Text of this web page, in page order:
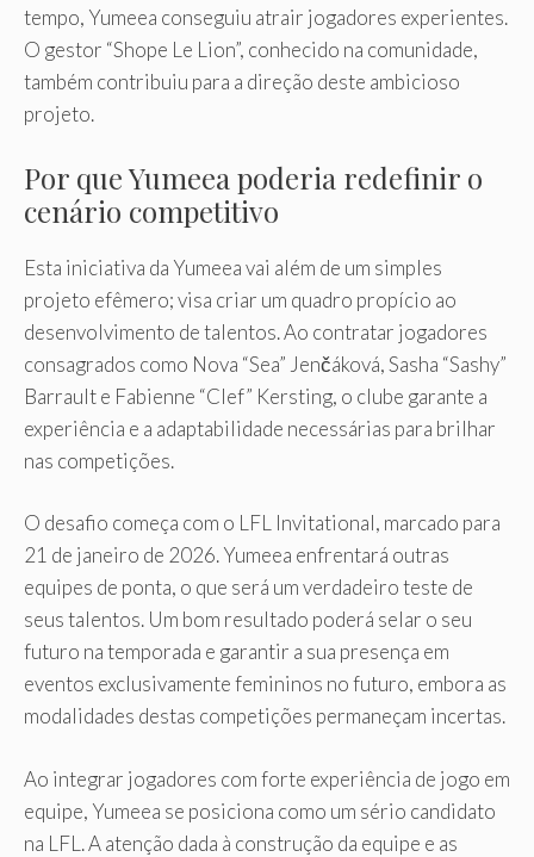
tempo, Yumeea conseguiu atrair jogadores experientes.
O gestor “Shope Le Lion”, conhecido na comunidade,
também contribuiu para a direção deste ambicioso
projeto.
Por que Yumeea poderia redefinir o
cenário competitivo
Esta iniciativa da Yumeea vai além de um simples
projeto efêmero; visa criar um quadro propício ao
desenvolvimento de talentos. Ao contratar jogadores
consagrados como Nova “Sea” Jenčáková, Sasha “Sashy”
Barrault e Fabienne “Clef” Kersting, o clube garante a
experiência e a adaptabilidade necessárias para brilhar
nas competições.
O desafio começa com o LFL Invitational, marcado para
21 de janeiro de 2026. Yumeea enfrentará outras
equipes de ponta, o que será um verdadeiro teste de
seus talentos. Um bom resultado poderá selar o seu
futuro na temporada e garantir a sua presença em
eventos exclusivamente femininos no futuro, embora as
modalidades destas competições permaneçam incertas.
Ao integrar jogadores com forte experiência de jogo em
equipe, Yumeea se posiciona como um sério candidato
na LFL. A atenção dada à construção da equipe e as